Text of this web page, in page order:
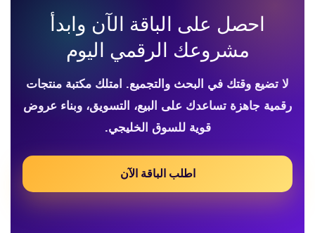
احصل على الباقة الآن وابدأ
مشروعك الرقمي اليوم
لا تضيع وقتك في البحث والتجميع. امتلك مكتبة منتجات
رقمية جاهزة تساعدك على البيع، التسويق، وبناء عروض
قوية للسوق الخليجي.
اطلب الباقة الآن